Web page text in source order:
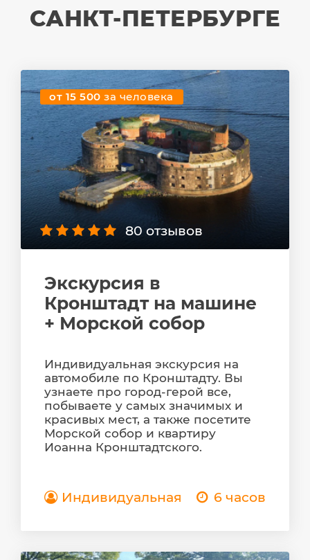
САНКТ-ПЕТЕРБУРГЕ
от 15 500за человека
80 отзывов
Экскурсия в
Кронштадт на машине
+ Морской собор
Индивидуальная экскурсия на
автомобиле по Кронштадту. Вы
узнаете про город-герой все,
побываете у самых значимых и
красивых мест, а также посетите
Морской собор и квартиру
Иоанна Кронштадтского.
Индивидуальная 6 часов